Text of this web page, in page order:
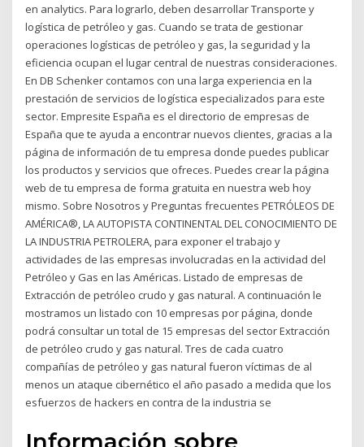
en analytics. Para lograrlo, deben desarrollar Transporte y
logística de petróleo y gas. Cuando se trata de gestionar
operaciones logísticas de petróleo y gas, la seguridad y la
eficiencia ocupan el lugar central de nuestras consideraciones.
En DB Schenker contamos con una larga experiencia en la
prestación de servicios de logística especializados para este
sector. Empresite España es el directorio de empresas de
España que te ayuda a encontrar nuevos clientes, gracias a la
página de información de tu empresa donde puedes publicar
los productos y servicios que ofreces. Puedes crear la página
web de tu empresa de forma gratuita en nuestra web hoy
mismo. Sobre Nosotros y Preguntas frecuentes PETRÓLEOS DE
AMÉRICA®, LA AUTOPISTA CONTINENTAL DEL CONOCIMIENTO DE
LA INDUSTRIA PETROLERA, para exponer el trabajo y
actividades de las empresas involucradas en la actividad del
Petróleo y Gas en las Américas. Listado de empresas de
Extracción de petróleo crudo y gas natural. A continuación le
mostramos un listado con 10 empresas por página, donde
podrá consultar un total de 15 empresas del sector Extracción
de petróleo crudo y gas natural. Tres de cada cuatro
compañías de petróleo y gas natural fueron víctimas de al
menos un ataque cibernético el año pasado a medida que los
esfuerzos de hackers en contra de la industria se